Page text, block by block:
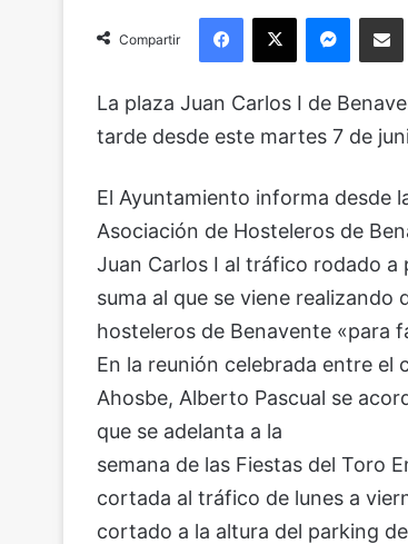
Compartir
Facebook
X
La plaza Juan Carlos I de
tarde desde este martes 7 de
El Ayuntamiento informa desde
Asociación de Hosteleros de
Juan Carlos I al tráfico rodado a
suma al que se viene
hosteleros de Benavente «para
En la reunión celebrada entre el
Ahosbe, Alberto Pascual se
que se adelanta a la
semana de las Fiestas del Toro
cortada al tráfico de lunes a
cortado a la altura del parking